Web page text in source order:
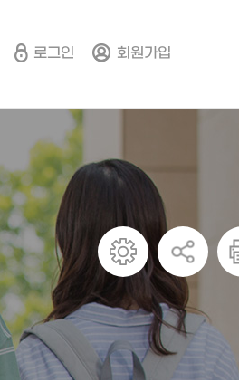
로그인 회원가입